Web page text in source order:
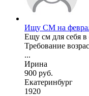
Ищу СМ на
Ещу см для себя в
Требование
...
Ирина
900 руб.
Екатеринбург
1920